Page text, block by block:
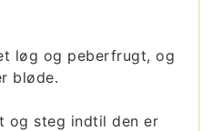
løg og peberfrugt, og
bløde.
og steg indtil den er